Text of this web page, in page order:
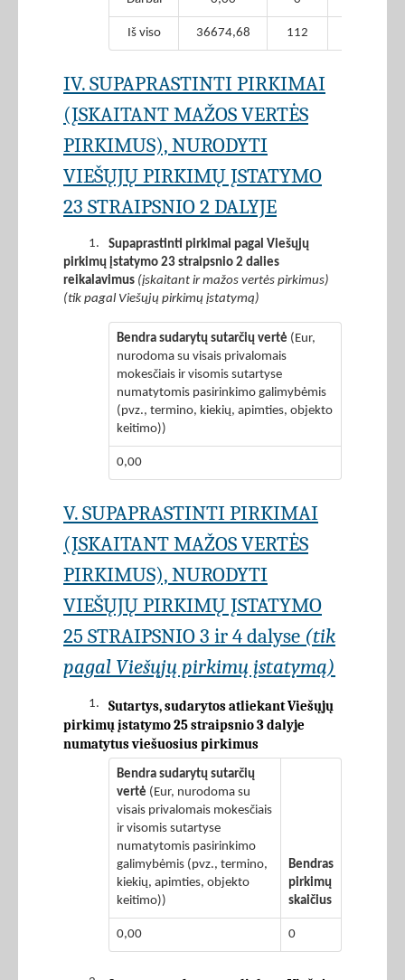
Iš viso 36674,68 112
IV. SUPAPRASTINTI PIRKIMAI
(ĮSKAITANT MAŽOS VERTĖS
PIRKIMUS), NURODYTI
VIEŠŲJŲ PIRKIMŲ ĮSTATYMO
23 STRAIPSNIO 2 DALYJE
1.
Supaprastinti pirkimai pagal Viešųjų
pirkimų įstatymo 23 straipsnio 2 dalies
reikalavimus (įskaitant ir mažos vertės pirkimus)
(tik pagal Viešųjų pirkimų įstatymą)
Bendra sudarytų sutarčių vertė (Eur,
nurodoma su visais privalomais
mokesčiais ir visomis sutartyse
numatytomis pasirinkimo galimybėmis
(pvz., termino, kiekių, apimties, objekto
keitimo))
0,00
V. SUPAPRASTINTI PIRKIMAI
(ĮSKAITANT MAŽOS VERTĖS
PIRKIMUS), NURODYTI
VIEŠŲJŲ PIRKIMŲ ĮSTATYMO
25 STRAIPSNIO 3 ir 4 dalyse (tik
pagal Viešųjų pirkimų įstatymą)
1.
Sutartys, sudarytos atliekant Viešųjų
pirkimų įstatymo 25 straipsnio 3 dalyje
numatytus viešuosius pirkimus
Bendra sudarytų sutarčių
vertė (Eur, nurodoma su
visais privalomais mokesčiais
ir visomis sutartyse
numatytomis pasirinkimo
galimybėmis (pvz., termino,
kiekių, apimties, objekto
keitimo))
Bendras
pirkimų
skaičius
0,00 0